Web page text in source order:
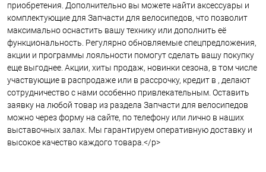
приобретения. Дополнительно вы можете найти аксессуары и
комплектующие для Запчасти для велосипедов, что позволит
максимально оснастить вашу технику или дополнить её
функциональность. Регулярно обновляемые спецпредложения,
акции и программы лояльности помогут сделать вашу покупку
еще выгоднее. Акции, хиты продаж, новинки сезона, в том числе
участвующие в распродаже или в рассрочку, кредит в , делают
сотрудничество с нами особенно привлекательным. Оставить
заявку на любой товар из раздела Запчасти для велосипедов
можно через форму на сайте, по телефону или лично в наших
выставочных залах. Мы гарантируем оперативную доставку и
высокое качество каждого товара.</p>